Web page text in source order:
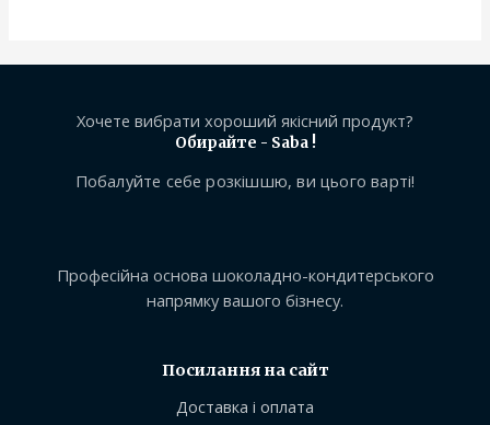
Хочете вибрати хороший якісний продукт?
Обирайте - Saba !
Побалуйте себе розкішшю, ви цього варті!
Професійна основа шоколадно-кондитерського
напрямку вашого бізнесу.
Посилання на сайт
Доставка і оплата